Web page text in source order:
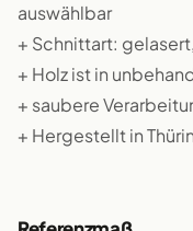
auswählbar
+ Schnittart:
+ Holz ist in
+ saubere
+ Hergestellt in